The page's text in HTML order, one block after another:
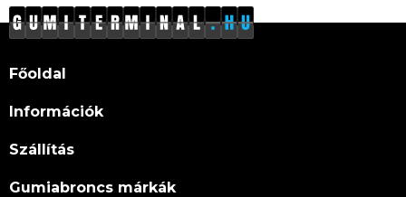
Főoldal
Információk
Szállítás
Gumiabroncs márkák